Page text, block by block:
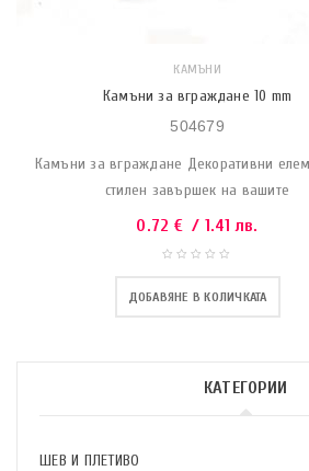
КАТЕГОРИИ
ШЕВ И ПЛЕТИВО
КАМЪНИ
Камъни за вграждане 10 mm
504679
Камъни за вграждане Декоративни
стилен завършек на вашите
0.72 € / 1.41 лв.
ДОБАВЯНЕ В КОЛИЧКАТА